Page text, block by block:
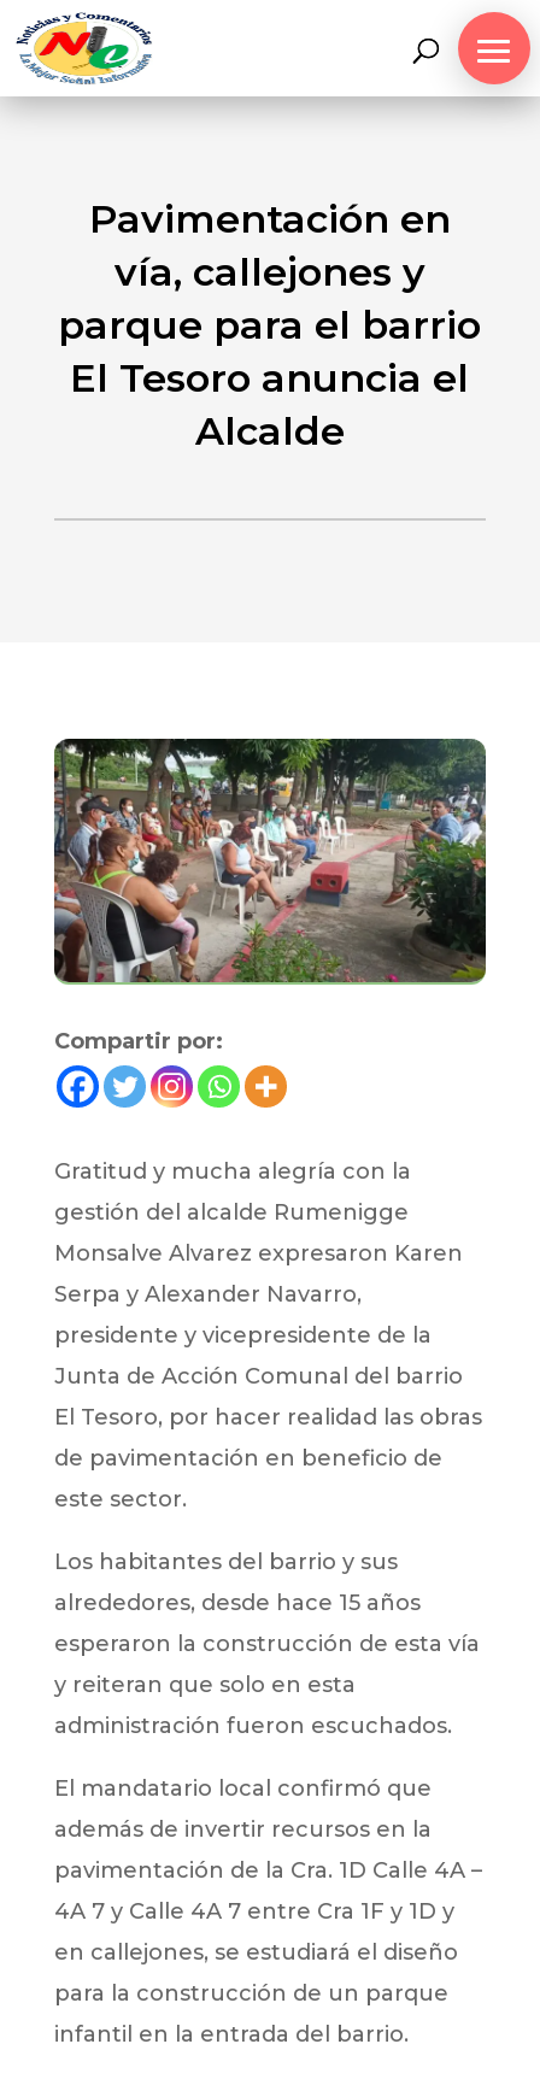
Pavimentación en
vía, callejones y
parque para el barrio
El Tesoro anuncia el
Alcalde
Compartir por:
Gratitud y mucha alegría con la
gestión del alcalde Rumenigge
Monsalve Alvarez expresaron Karen
Serpa y Alexander Navarro,
presidente y vicepresidente de la
Junta de Acción Comunal del barrio
El Tesoro, por hacer realidad las obras
de pavimentación en beneficio de
este sector.
Los habitantes del barrio y sus
alrededores, desde hace 15 años
esperaron la construcción de esta vía
y reiteran que solo en esta
administración fueron escuchados.
El mandatario local confirmó que
además de invertir recursos en la
pavimentación de la Cra. 1D Calle 4A –
4A 7 y Calle 4A 7 entre Cra 1F y 1D y
en callejones, se estudiará el diseño
para la construcción de un parque
infantil en la entrada del barrio.